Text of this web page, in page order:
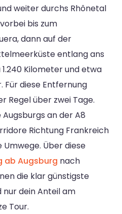
weiter durchs Rhônetal
bis zum
dann auf der
entlang ans
Kilometer und etwa
Für diese Entfernung
Regel über zwei Tage.
an der A8
Richtung Frankreich
Über diese
ab Augsburg nach
die klar günstigste
dein Anteil am
Tour.